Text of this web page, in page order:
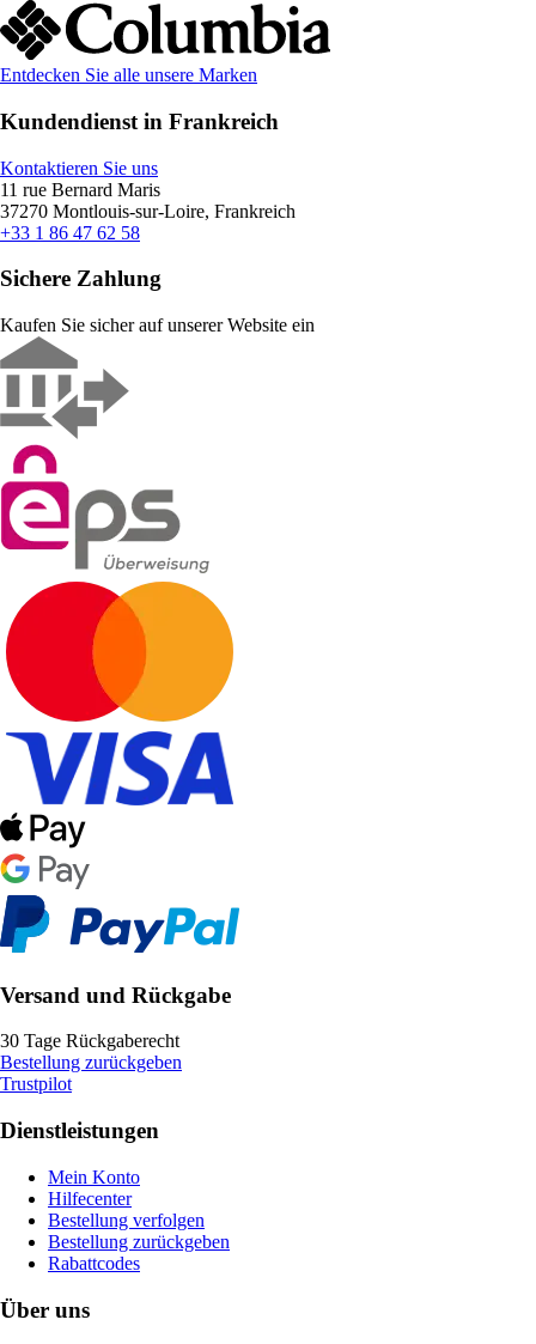
Entdecken Sie alle unsere Marken
Kundendienst in Frankreich
Kontaktieren Sie uns
11 rue Bernard Maris
37270 Montlouis-sur-Loire, Frankreich
+33 1 86 47 62 58
Sichere Zahlung
Kaufen Sie sicher auf unserer Website ein
Versand und Rückgabe
30 Tage Rückgaberecht
Bestellung zurückgeben
Trustpilot
Dienstleistungen
Mein Konto
Hilfecenter
Bestellung verfolgen
Bestellung zurückgeben
Rabattcodes
Über uns